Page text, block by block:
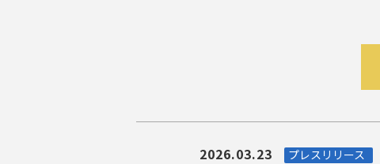
2026.03.23 プレスリリース